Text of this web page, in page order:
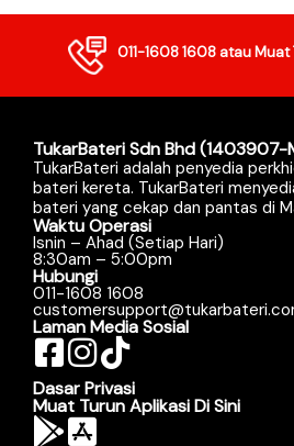
011-1608 1608atau Muat
TukarBateri Sdn Bhd (1403907-
TukarBateri adalah penyedia
bateri kereta. TukarBateri
bateri yang cekap dan pantas di
Waktu Operasi
Isnin – Ahad (Setiap Hari)
8:30am – 5:00pm
Hubungi
011-1608 1608
Laman Media Sosial
Dasar Privasi
Muat Turun Aplikasi Di Sini